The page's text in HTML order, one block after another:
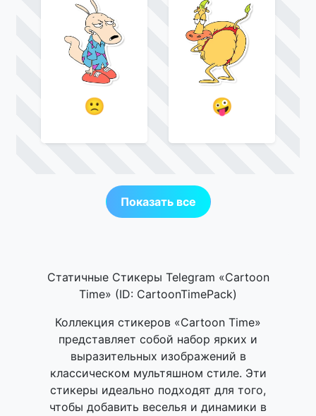
🙁 🤪
Показать все
Статичные Стикеры Telegram «Cartoon
Time» (ID: CartoonTimePack)
Коллекция стикеров «Cartoon Time»
представляет собой набор ярких и
выразительных изображений в
классическом мультяшном стиле. Эти
стикеры идеально подходят для того,
чтобы добавить веселья и динамики в